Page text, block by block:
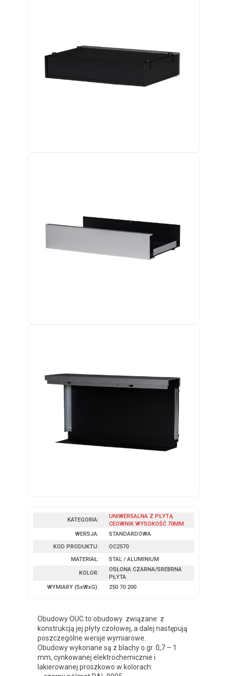
KATEGORIA:
UNIWERSALNA Z PŁYTĄ
CEOWNIK WYSOKOŚĆ 70MM
WERSJA:
STANDARDOWA
KOD PRODUKTU:
OC2570
MATERIAŁ:
STAL / ALUMINIUM
KOLOR:
OSŁONA CZARNA/SREBRNA
PŁYTA
WYMIARY (SxWxG): 250 70 200
Obudowy OUC to obudowy związane z
konstrukcją jej płyty czołowej, a dalej następują
poszczególne wersje wymiarowe.
Obudowy wykonane są z blachy o gr. 0,7 – 1
mm, cynkowanej elektrochemicznie i
lakierowanej proszkowo w kolorach: